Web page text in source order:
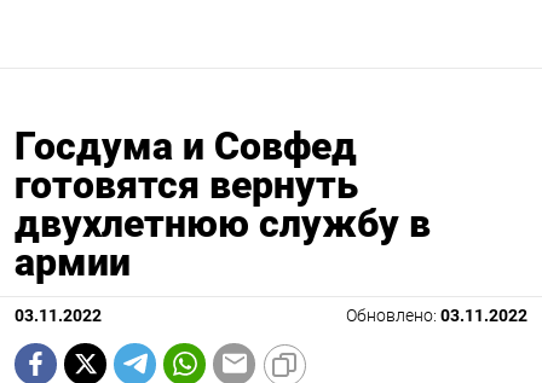
Госдума и Совфед
готовятся вернуть
двухлетнюю службу в
армии
03.11.2022 Обновлено: 03.11.2022